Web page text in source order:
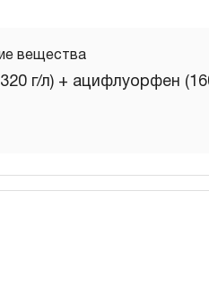
вещества
г/л) + ацифлуорфен